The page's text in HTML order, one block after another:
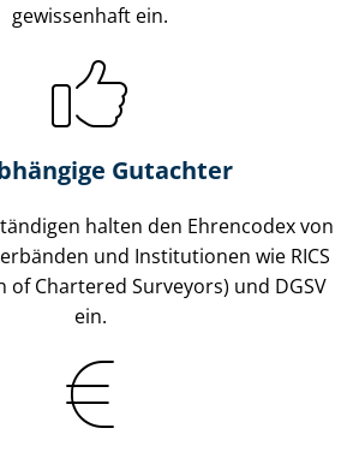
gewissenhaft ein.
Gutachter
halten den Ehrencodex von
und Institutionen wie RICS
of Chartered Surveyors) und DGSV
ein.